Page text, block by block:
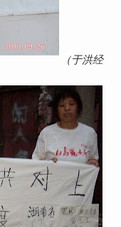
（于洪经